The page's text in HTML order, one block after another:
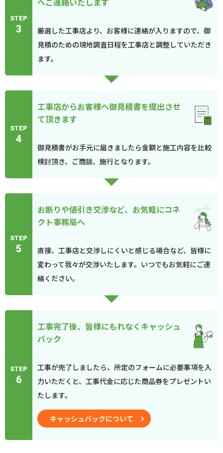
STEP
3
厳選した工事店より、お客様に連絡が入りますので、御
見積のための現地調査日程を工事店と調整していただき
ます。
STEP
4
工事店からお客様へ御見積書を提出させ
て頂きます
御見積書がお手元に届きましたら金額と施工内容を比較
検討頂き、ご商談、施行となります。
STEP
5
お断りや値引き交渉など、お気軽にコネ
クト事務局へ
直接、工事店と交渉しにくいと感じる場合など、皆様に
変わって我々が交渉いたします。いつでもお気軽にご連
絡ください。
STEP
6
工事完了後、皆様にもれなくキャッシュ
バック
工事が完了しましたら、所定のフォームに必要事項を入
力いただくと、工事代金に応じた商品券をプレゼントい
たします。
キャッシュバックについて